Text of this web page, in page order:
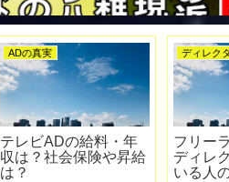
テレビ業界の真実
テレビのエンドロール
は必要なのか問題
②【ADの名前を載せ
テレビ業
女優・
入浴シ
変！視